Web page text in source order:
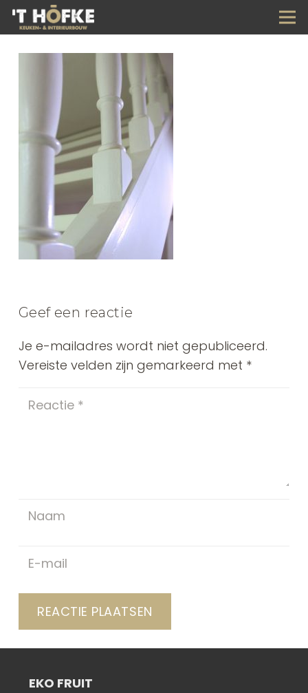
Geef een reactie
Je e-mailadres wordt niet gepubliceerd.
Vereiste velden zijn gemarkeerd met *
REACTIE PLAATSEN
EKO FRUIT